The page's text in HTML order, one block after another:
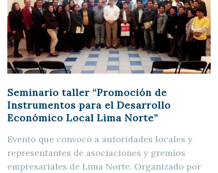
Seminario taller “Promoción de
Instrumentos para el Desarrollo
Económico Local Lima Norte”
Evento que convocó a autoridades locales y
representantes de asociaciones y gremios
empresariales de Lima Norte. Organizado por